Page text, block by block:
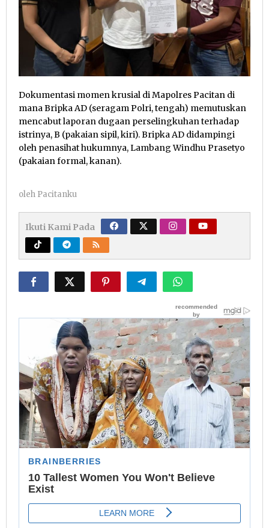
Dokumentasi momen krusial di Mapolres Pacitan di
mana Bripka AD (seragam Polri, tengah) memutuskan
mencabut laporan dugaan perselingkuhan terhadap
istrinya, B (pakaian sipil, kiri). Bripka AD didampingi
oleh penasihat hukumnya, Lambang Windhu Prasetyo
(pakaian formal, kanan).
oleh Pacitanku
Ikuti Kami Pada